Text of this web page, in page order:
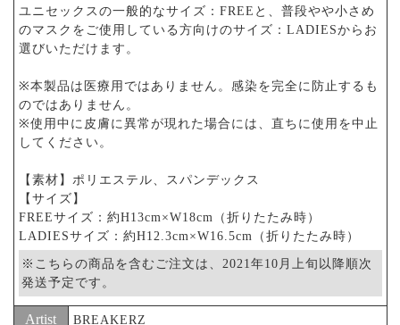
ユニセックスの一般的なサイズ：FREEと、普段やや小さめ
のマスクをご使用している方向けのサイズ：LADIESからお
選びいただけます。
※本製品は医療用ではありません。感染を完全に防止するも
のではありません。
※使用中に皮膚に異常が現れた場合には、直ちに使用を中止
してください。
【素材】ポリエステル、スパンデックス
【サイズ】
FREEサイズ：約H13cm×W18cm（折りたたみ時）
LADIESサイズ：約H12.3cm×W16.5cm（折りたたみ時）
※こちらの商品を含むご注文は、2021年10月上旬以降順次
発送予定です。
Artist BREAKERZ